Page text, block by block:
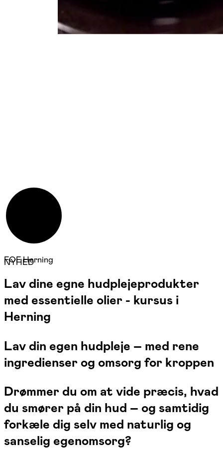
NYHED
FOF Herning
Lav dine egne hudplejeprodukter
med essentielle olier - kursus i
Herning
Lav din egen hudpleje – med rene
ingredienser og omsorg for kroppen
Drømmer du om at vide præcis, hvad
du smører på din hud – og samtidig
forkæle dig selv med naturlig og
sanselig egenomsorg?